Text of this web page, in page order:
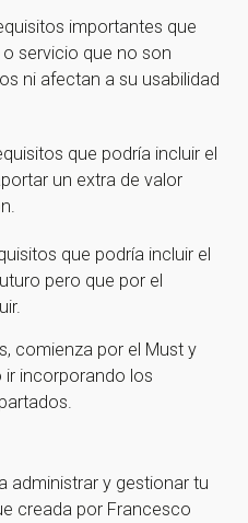
a nuestra newsletter!
home
importantes que
servicio que no son
ni afectan a su usabilidad
que podría incluir el
un extra de valor
que podría incluir el
pero que por el
comienza por el Must y
incorporando los
administrar y gestionar tu
creada por Francesco